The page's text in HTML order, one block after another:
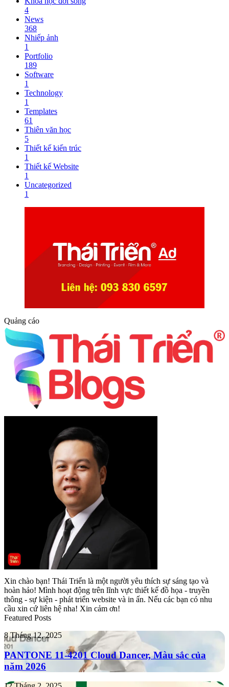
4
News
368
Nhiếp ảnh
1
Portfolio
189
Software
1
Technology
1
Templates
61
Thiên văn học
5
Thiết kế kiến trúc
1
Thiết kế Website
1
Uncategorized
1
Quảng cáo
Xin chào bạn! Thái Triển là một người yêu thích sự sáng tạo và
hoàn hảo! Mình hoạt động trên lĩnh vực thiết kế đồ họa - truyền
thông - sự kiện - phát triển website và in ấn. Nếu các bạn có nhu
cầu xin cứ liên hệ nha! Xin cảm ơn!
Featured Posts
PANTONE
11-
4201
Cloud
Dancer,
Màu
8 Tháng 12, 2025
PANTONE 11-4201 Cloud Dancer, Màu sắc của
năm 2026